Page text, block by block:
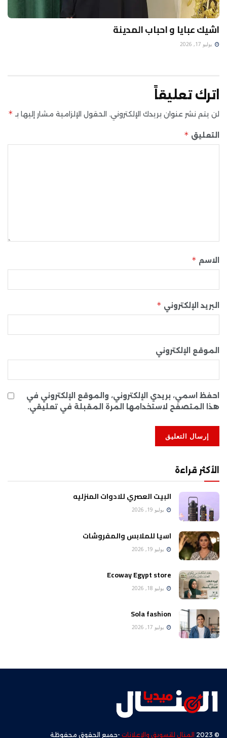
اشيك عبايا و احباب المدينة
يوليو 17, 2026
اترك تعليقاً
لن يتم نشر عنوان بريدك الإلكتروني. الحقول الإلزامية مشار إليها بـ *
التعليق *
الاسم *
البريد الإلكتروني *
الموقع الإلكتروني
احفظ اسمي، بريدي الإلكتروني، والموقع الإلكتروني في
هذا المتصفح لاستخدامها المرة المقبلة في تعليقي.
الأكثر قراءة
البيت العصري للادوات المنزليه
يوليو 19, 2026
اسيا للملابس والمفروشات
يوليو 19, 2026
Ecoway Egypt store
يوليو 18, 2026
Sola fashion
يوليو 17, 2026
© 2023 المنال للتسويق والإعلانات -جميع الحقوق محفوظة